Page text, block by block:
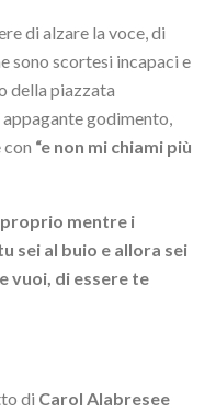
di alzare la voce, di
sono scortesi incapaci e
della piazzata
godimento,
“e non mi chiami più
mentre i
sei al buio e allora sei
vuoi, di essere te
di Carol Alabresee